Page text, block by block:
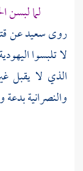
لما لبسن
روىسعيدعن
لا تلبسوا
الذي لا يقبل
والنصرانية